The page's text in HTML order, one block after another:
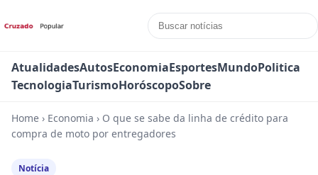
AtualidadesAutosEconomiaEsportesMundoPolitica
TecnologiaTurismoHoróscopoSobre
Home › Economia › O que se sabe da linha de crédito para
compra de moto por entregadores
Notícia